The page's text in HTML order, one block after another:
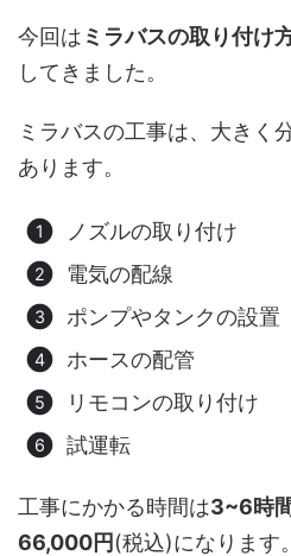
今回は ミラバスの取り付け
してきました。
ミラバスの工事は、大きく
あります。
ノズルの取り付け
電気の配線
ポンプやタンクの設置
ホースの配管
リモコンの取り付け
試運転
工事にかかる時間は3~6時
66,000円 (税込)になります。